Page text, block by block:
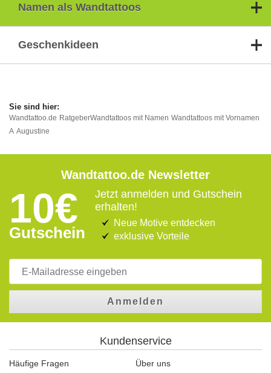
Namen als Wandtattoos
Geschenkideen
Wandtattoo.de RatgeberWandtattoos mit Namen Wandtattoos mit Vornamen
A Augustine
Wandtattoo.de Newsletter
10€
Gutschein
Jetzt anmelden und Gutschein
erhalten!
Neue Motive entdecken
exklusive Vorteile
Anmelden
Kundenservice
Häufige Fragen
Über uns